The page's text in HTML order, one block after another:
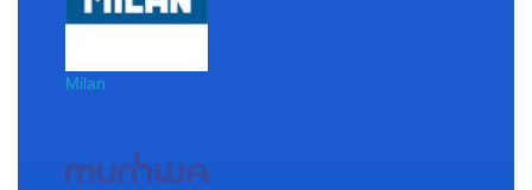
Milan